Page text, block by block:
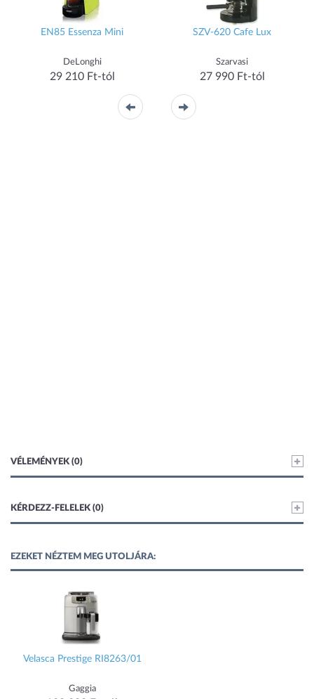
EN85 Essenza Mini
DeLonghi
29 210 Ft-tól
SZV-620 Cafe Lux
Szarvasi
27 990 Ft-tól
VÉLEMÉNYEK (0)
KÉRDEZZ-FELELEK (0)
EZEKET NÉZTEM MEG UTOLJÁRA:
Velasca Prestige RI8263/01
Gaggia